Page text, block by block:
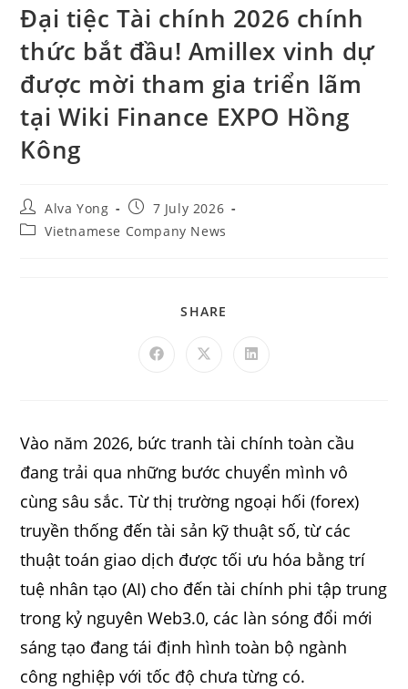
Đại tiệc Tài chính 2026 chính
thức bắt đầu! Amillex vinh dự
được mời tham gia triển lãm
tại Wiki Finance EXPO Hồng
Kông
Alva Yong
7 July 2026
Vietnamese Company News
SHARE
Vào năm 2026, bức tranh tài chính toàn cầu
đang trải qua những bước chuyển mình vô
cùng sâu sắc. Từ thị trường ngoại hối (forex)
truyền thống đến tài sản kỹ thuật số, từ các
thuật toán giao dịch được tối ưu hóa bằng trí
tuệ nhân tạo (AI) cho đến tài chính phi tập trung
trong kỷ nguyên Web3.0, các làn sóng đổi mới
sáng tạo đang tái định hình toàn bộ ngành
công nghiệp với tốc độ chưa từng có.